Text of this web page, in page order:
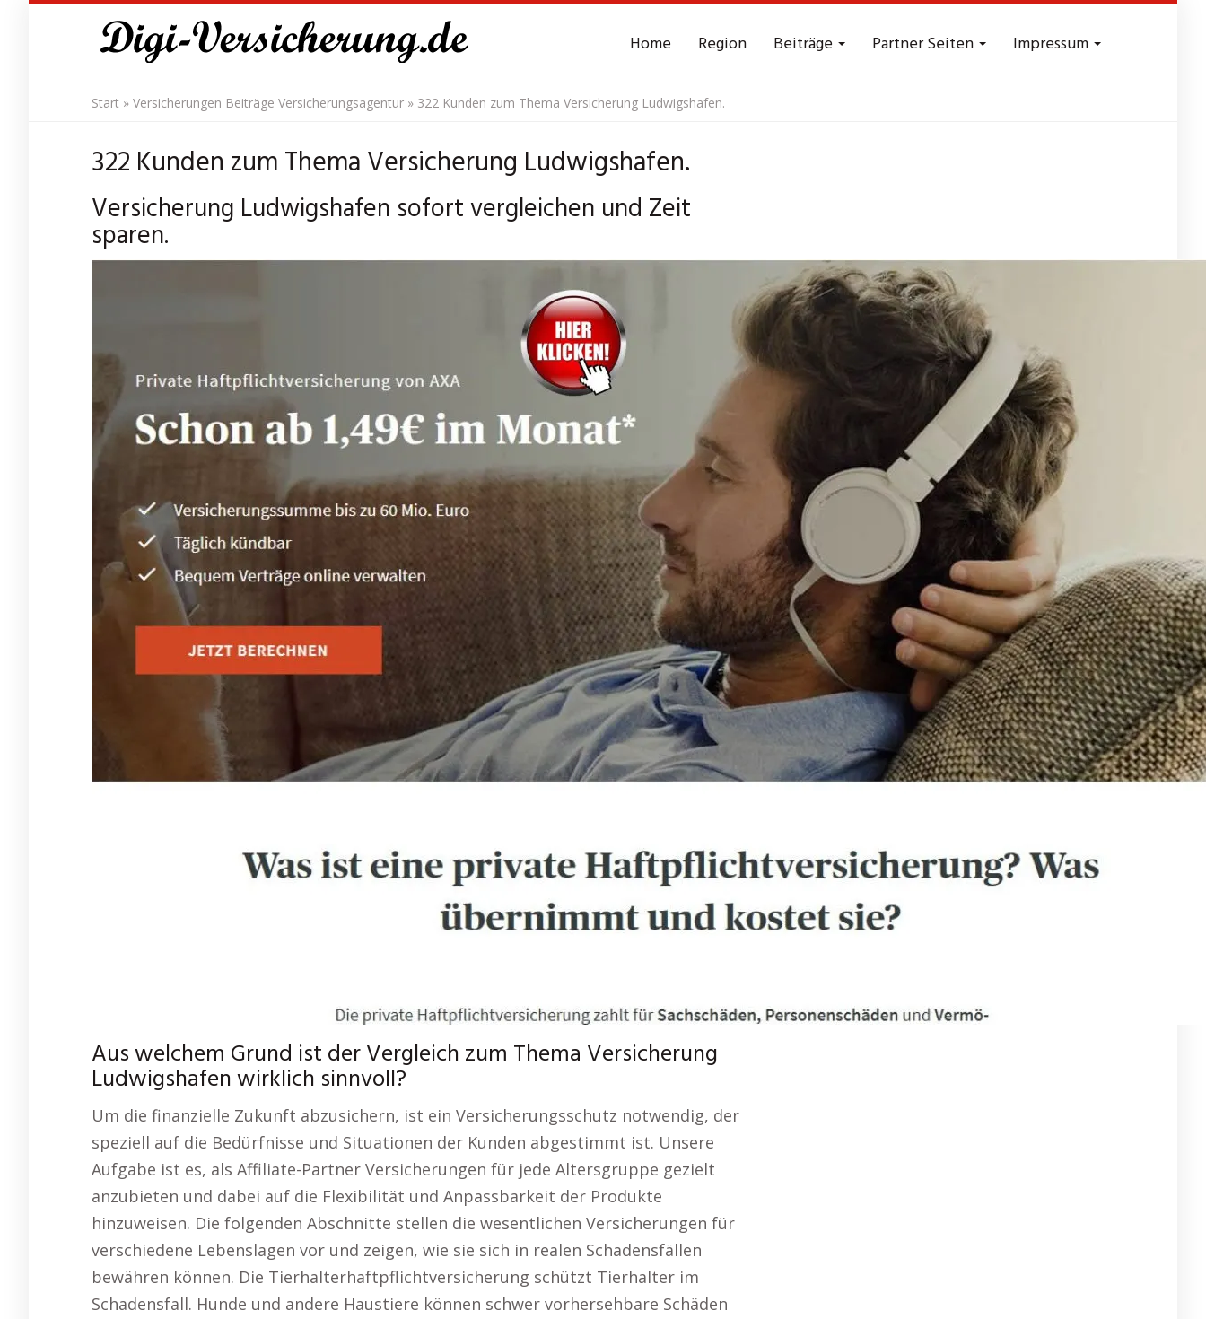
Home Region Beiträge Partner Seiten Impressum
Start » Versicherungen Beiträge Versicherungsagentur » 322 Kunden zum Thema Versicherung Ludwigshafen.
322 Kunden zum Thema Versicherung Ludwigshafen.
Versicherung Ludwigshafen sofort vergleichen und Zeit
sparen.
Aus welchem Grund ist der Vergleich zum Thema Versicherung
Ludwigshafen wirklich sinnvoll?
Um die finanzielle Zukunft abzusichern, ist ein Versicherungsschutz notwendig, der
speziell auf die Bedürfnisse und Situationen der Kunden abgestimmt ist. Unsere
Aufgabe ist es, als Affiliate-Partner Versicherungen für jede Altersgruppe gezielt
anzubieten und dabei auf die Flexibilität und Anpassbarkeit der Produkte
hinzuweisen. Die folgenden Abschnitte stellen die wesentlichen Versicherungen für
verschiedene Lebenslagen vor und zeigen, wie sie sich in realen Schadensfällen
bewähren können. Die Tierhalterhaftpflichtversicherung schützt Tierhalter im
Schadensfall. Hunde und andere Haustiere können schwer vorhersehbare Schäden